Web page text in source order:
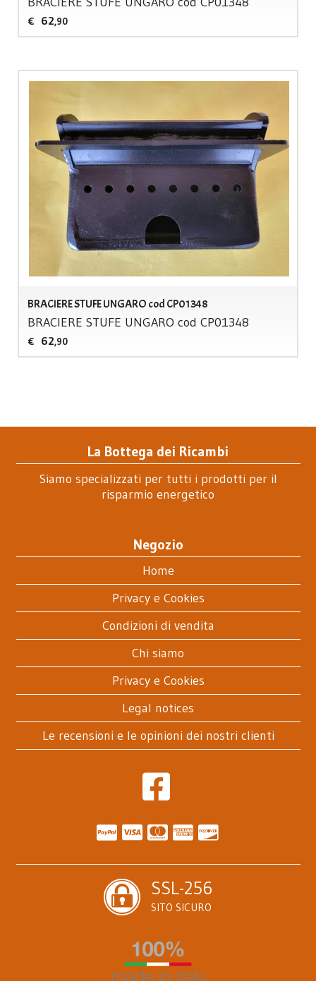
€ 62,90
BRACIERE STUFE UNGARO cod CP01348
BRACIERE STUFE UNGARO cod CP01348
€ 62,90
La Bottega dei Ricambi
Siamo specializzati per tutti i prodotti per il
risparmio energetico
Negozio
Home
Privacy e Cookies
Condizioni di vendita
Chi siamo
Privacy e Cookies
Legal notices
Le recensioni e le opinioni dei nostri clienti
SSL-256
SITO SICURO